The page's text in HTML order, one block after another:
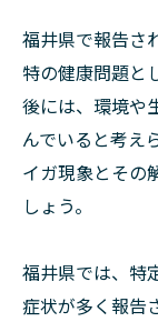
福井県で報告さ
特の健康問題と
後には、環境や
んでいると考え
イガ現象とその
しょう。
福井県では、特
症状が多く報告